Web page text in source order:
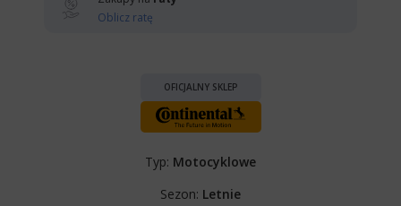
Oblicz ratę
OFICJALNY SKLEP
Typ: Motocyklowe
Sezon: Letnie